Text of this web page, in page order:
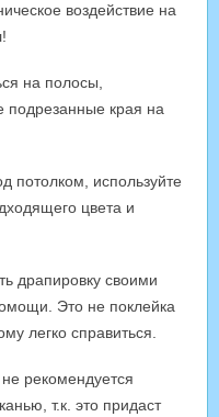
воздействие на
на полосы,
подрезанные края на
потолком, используйте
цвета и
драпировку своими
Это не поклейка
легко справиться.
рекомендуется
т.к. это придаст